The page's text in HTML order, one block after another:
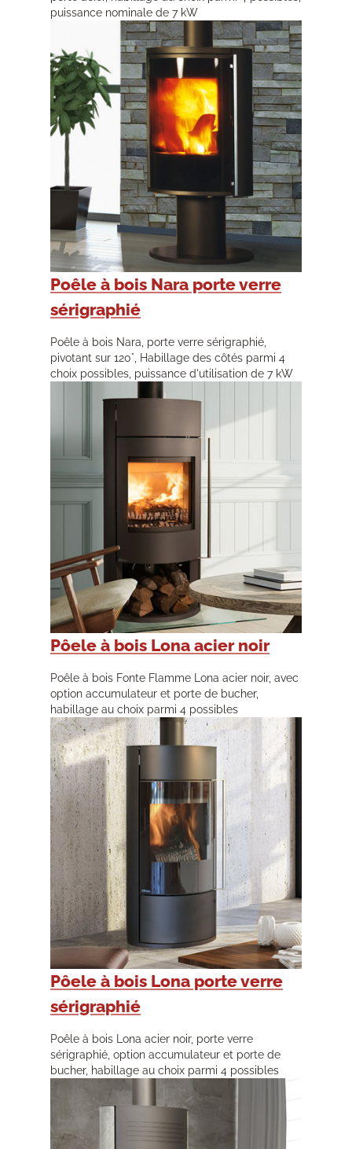
puissance nominale de 7 kW
Poêle à bois Nara porte verre
sérigraphié
Poêle à bois Nara, porte verre sérigraphié,
pivotant sur 120°, Habillage des côtés parmi 4
choix possibles, puissance d'utilisation de 7 kW
Pôele à bois Lona acier noir
Poêle à bois Fonte Flamme Lona acier noir, avec
option accumulateur et porte de bucher,
habillage au choix parmi 4 possibles
Pôele à bois Lona porte verre
sérigraphié
Poêle à bois Lona acier noir, porte verre
sérigraphié, option accumulateur et porte de
bucher, habillage au choix parmi 4 possibles